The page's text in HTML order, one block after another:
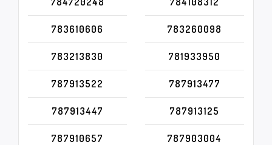
783610606 783260098
783213830 781933950
787913522 787913477
787913447 787913125
787910657 787903004